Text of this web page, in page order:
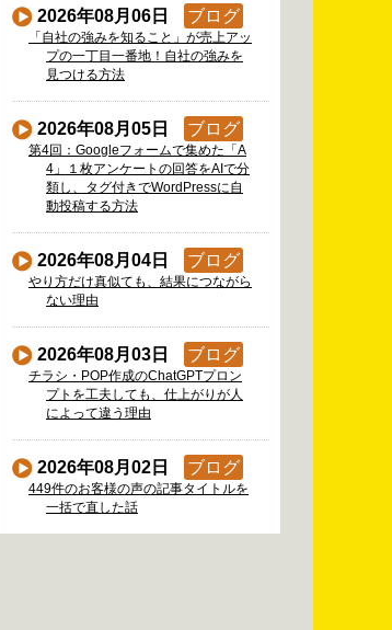
2026年08月06日 ブログ
「自社の強みを知ること」が売上アッ
プの一丁目一番地！自社の強みを
見つける方法
2026年08月05日 ブログ
第4回：Googleフォームで集めた「A
4」１枚アンケートの回答をAIで分
類し、タグ付きでWordPressに自
動投稿する方法
2026年08月04日 ブログ
やり方だけ真似ても、結果につながら
ない理由
2026年08月03日 ブログ
チラシ・POP作成のChatGPTプロン
プトを工夫しても、仕上がりが人
によって違う理由
2026年08月02日 ブログ
449件のお客様の声の記事タイトルを
一括で直した話